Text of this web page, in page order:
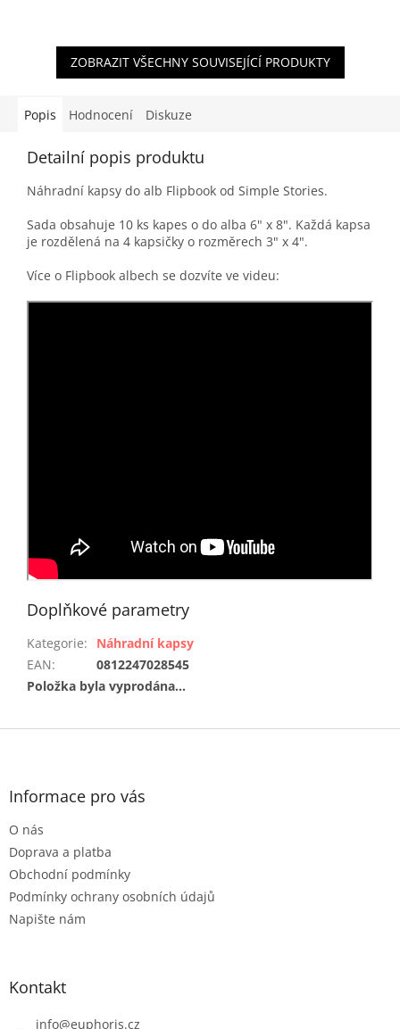
ZOBRAZIT VŠECHNY SOUVISEJÍCÍ PRODUKTY
Popis Hodnocení Diskuze
Detailní popis produktu
Náhradní kapsy do alb Flipbook od Simple Stories.
Sada obsahuje 10 ks kapes o do alba 6" x 8". Každá kapsa
je rozdělená na 4 kapsičky o rozměrech 3" x 4".
Více o Flipbook albech se dozvíte ve videu:
Doplňkové parametry
Kategorie:
Náhradní kapsy
EAN:
0812247028545
Položka byla vyprodána…
Z
Informace pro vás
O nás
Doprava a platba
Obchodní podmínky
Podmínky ochrany osobních údajů
Napište nám
Kontakt
info@euphoris.cz